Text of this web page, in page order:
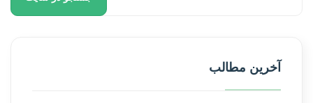
آخرین مطالب